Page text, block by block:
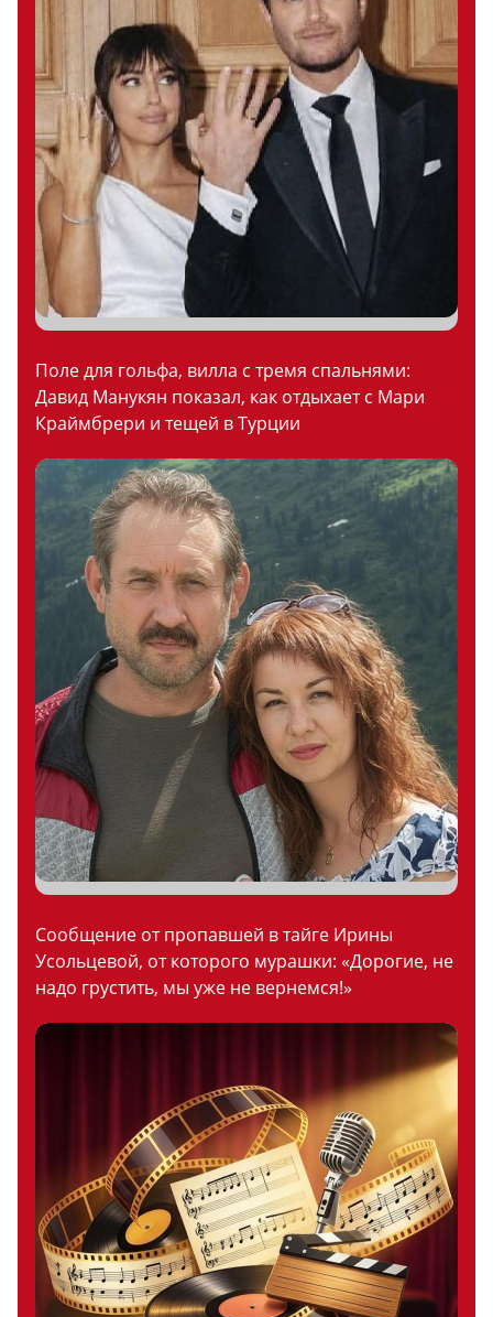
Поле для гольфа, вилла с тремя спальнями:
Давид Манукян показал, как отдыхает с Мари
Краймбрери и тещей в Турции
Сообщение от пропавшей в тайге Ирины
Усольцевой, от которого мурашки: «Дорогие, не
надо грустить, мы уже не вернемся!»